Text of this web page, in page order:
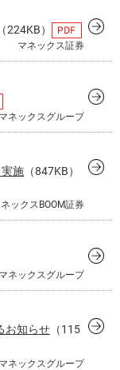
（224KB）
マネックス証券
マネックスグループ
施 （847KB）
ックスBOOM証券
マネックスグループ
お知らせ （115
マネックスグループ